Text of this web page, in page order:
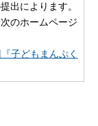
出によります。
のホームページ
子どもまんぷく